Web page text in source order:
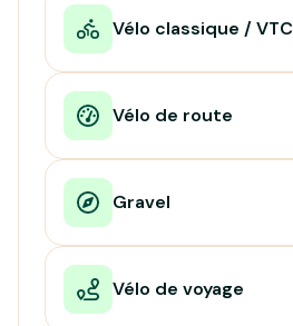
Vélo classique / VTC
Vélo de route
Gravel
Vélo de voyage